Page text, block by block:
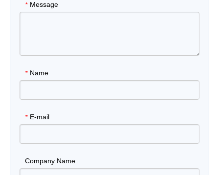
* Message
* Name
* E-mail
Company Name